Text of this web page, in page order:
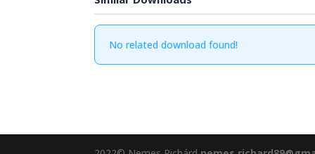
No related download found!